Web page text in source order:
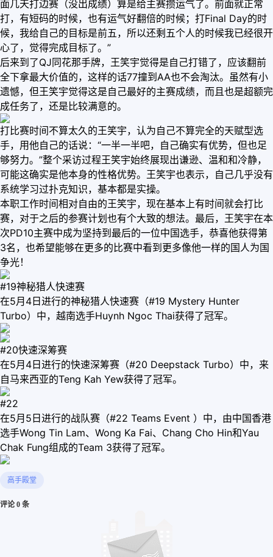
面几天打边赛（没出成绩）算是给主赛攒运气了。前面就正常
打，有短码的时候，也有运气好翻倍的时候；打Final Day的时
候，我给自己的目标是前五，所以还剩五个人的时候我已经很开
心了，觉得完成目标了。”
后来到了QJ同花那手牌，王笑宇觉得是自己打错了，应该翻前
全下拿最大价值的，这样的话77撞到AA也不会淘汰。虽然有小
遗憾，但王笑宇觉得这是自己最好的主赛成绩，而且也是超额完
成任务了，还是比较满意的。
打比赛时间不算太久的王笑宇，认为自己不算完全的天赋型选
手，用他自己的话说：“一半一半吧，自己确实有优势，但也足
够努力。”整个采访过程王笑宇始终展现出谦逊、温和和冷静，
可能这确实是他本身的性格优势。王笑宇也表示，自己几乎没有
系统学习过扑克知识，基本都是实操。
本职工作时间相对自由的王笑宇，现在基本上有时间就会打比
赛，对于之后的参赛计划也有个大致的想法。最后，王笑宇在本
次PD10主赛中成为坚持到最后的一位中国选手，恭喜他获得第
3名，也希望能够在更多的比赛中看到更多像他一样的国人为国
争光！
#19神秘猎人快速赛
在5月4日进行的神秘猎人快速赛（#19 Mystery Hunter
Turbo）中，越南选手Huynh Ngoc Thai获得了冠军。
#20快速深筹赛
在5月4日进行的快速深筹赛（#20 Deepstack Turbo）中，来
自马来西亚的Teng Kah Yew获得了冠军。
#22
在5月5日进行的战队赛（#22 Teams Event ）中，由中国香港
选手Wong Tin Lam、Wong Ka Fai、Chang Cho Hin和Yau
Chak Fung组成的Team 3获得了冠军。
高手殿堂
评论 0 条